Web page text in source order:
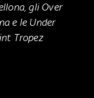
gli Over
e le Under
Tropez